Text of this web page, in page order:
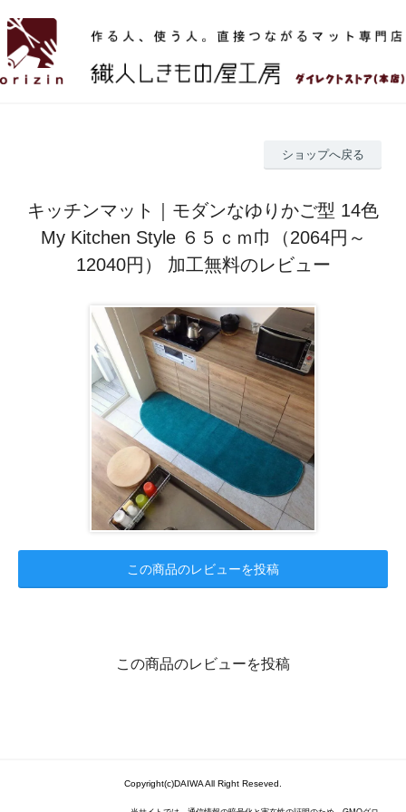
ショップへ戻る
キッチンマット｜モダンなゆりかご型 14色
My Kitchen Style ６５ｃｍ巾（2064円～
12040円） 加工無料のレビュー
この商品のレビューを投稿
この商品のレビューを投稿
Copyright(c)DAIWA All Right Reseved.